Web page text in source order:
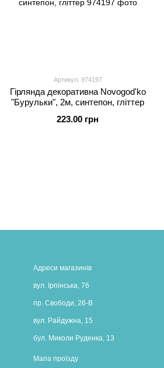
Артикул: 974197
Гірлянда декоративна Novogod'ko
"Бурульки", 2м, синтепон, гліттер
223.00 грн
Адреси магазинів
вул. Ірпінська, 76
пр. Свободи, 26-В
вул. Райдужна, 15
бул. Миколи Руденка, 13
Мапа проїзду